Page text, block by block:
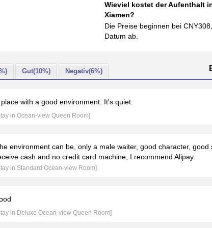
Wieviel kostet der Aufenthalt
Xiamen?
Die Preise beginnen bei
Datum ab.
Gut(10%) Negativ(6%)
place with a good environment. It's quiet.
in Ocean-view Queen Room]
environment can be, only a male waiter, good character,
cash and no credit card machine, I recommend Alipay.
in Standard Ocean-view Room]
in Deluxe Ocean-view Queen Room]